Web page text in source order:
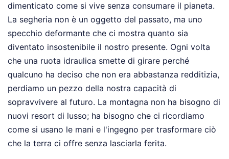
dimenticato come si vive senza consumare il pianeta.
La segheria non è un oggetto del passato, ma uno
specchio deformante che ci mostra quanto sia
diventato insostenibile il nostro presente. Ogni volta
che una ruota idraulica smette di girare perché
qualcuno ha deciso che non era abbastanza redditizia,
perdiamo un pezzo della nostra capacità di
sopravvivere al futuro. La montagna non ha bisogno di
nuovi resort di lusso; ha bisogno che ci ricordiamo
come si usano le mani e l'ingegno per trasformare ciò
che la terra ci offre senza lasciarla ferita.